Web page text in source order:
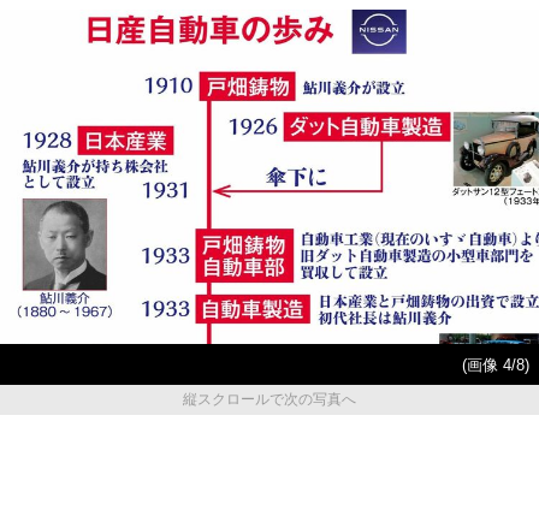
(画像 4/8)
縦スクロールで次の写真へ